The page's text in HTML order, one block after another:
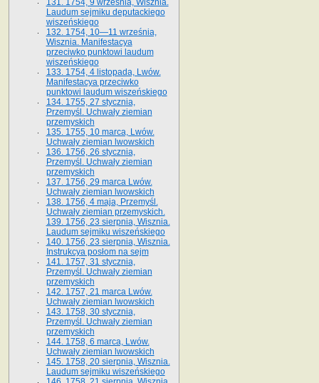
131. 1754, 9 września, Wisznia.
Laudum sejmiku deputackiego
wiszeńskiego
132. 1754, 10—11 września,
Wisznia. Manifestacya
przeciwko punktowi laudum
wiszeńskiego
133. 1754, 4 listopada, Lwów.
Manifestacya przeciwko
punktowi laudum wiszeńskiego
134. 1755, 27 stycznia,
Przemyśl. Uchwały ziemian
przemyskich
135. 1755, 10 marca, Lwów.
Uchwały ziemian lwowskich
136. 1756, 26 stycznia,
Przemyśl. Uchwały ziemian
przemyskich
137. 1756, 29 marca Lwów.
Uchwały ziemian lwowskich
138. 1756, 4 maja, Przemyśl.
Uchwały ziemian przemyskich.
139. 1756, 23 sierpnia, Wisznia.
Laudum sejmiku wiszeńskiego
140. 1756, 23 sierpnia, Wisznia.
Instrukcya posłom na sejm
141. 1757, 31 stycznia,
Przemyśl. Uchwały ziemian
przemyskich
142. 1757, 21 marca Lwów.
Uchwały ziemian lwowskich
143. 1758, 30 stycznia,
Przemyśl. Uchwały ziemian
przemyskich
144. 1758, 6 marca, Lwów.
Uchwały ziemian lwowskich
145. 1758, 20 sierpnia, Wisznia.
Laudum sejmiku wiszeńskiego